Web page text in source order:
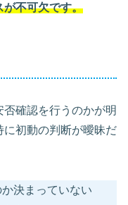
が不可欠です。
確認を行うのかが明
初動の判断が曖昧だ
決まっていない